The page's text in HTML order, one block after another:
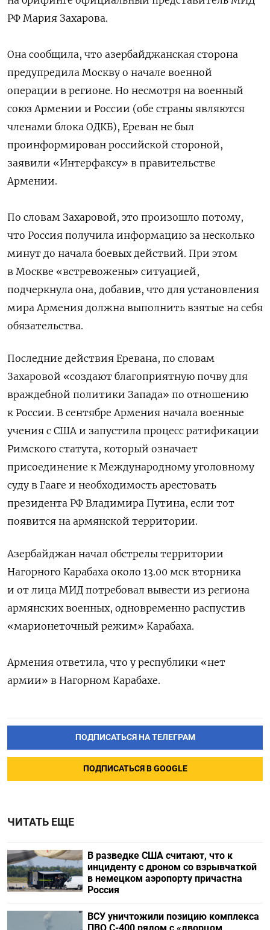
РФ Мария Захарова.
Она сообщила, что азербайджанская сторона
предупредила Москву о начале военной
операции в регионе. Но несмотря на военный
союз Армении и России (обе страны являются
членами блока ОДКБ), Ереван не был
проинформирован российской стороной,
заявили «Интерфаксу» в правительстве
Армении.
По словам Захаровой, это произошло потому,
что Россия получила информацию за несколько
минут до начала боевых действий. При этом
в Москве «встревожены» ситуацией,
подчеркнула она, добавив, что для установления
мира Армения должна выполнить взятые на себя
обязательства.
Последние действия Еревана, по словам
Захаровой «создают благоприятную почву для
враждебной политики Запада» по отношению
к России. В сентябре Армения начала военные
учения с США и запустила процесс ратификации
Римского статута, который означает
присоединение к Международному уголовному
суду в Гааге и необходимость арестовать
президента РФ Владимира Путина, если тот
появится на армянской территории.
Азербайджан начал обстрелы территории
Нагорного Карабаха около 13.00 мск вторника
и от лица МИД потребовал вывести из региона
армянских военных, одновременно распустив
«марионеточный режим» Карабаха.
Армения ответила, что у республики «нет
армии» в Нагорном Карабахе.
ПОДПИСАТЬСЯ НА ТЕЛЕГРАМ
ПОДПИСАТЬСЯ В GOOGLE
ЧИТАТЬ ЕЩЕ
В разведке США считают, что к
инциденту с дроном со взрывчаткой
в немецком аэропорту причастна
Россия
ВСУ уничтожили позицию комплекса